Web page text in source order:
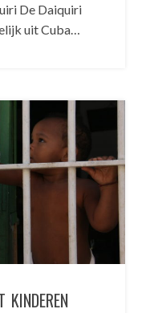
De Daiquiri
uit Cuba…
KINDEREN